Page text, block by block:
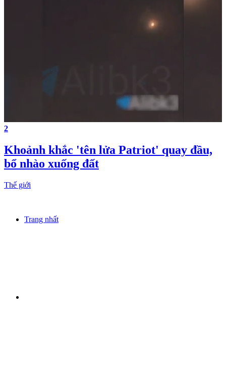
2
Khoảnh khắc 'tên lửa Patriot' quay đầu,
bổ nhào xuống đất
Thế giới
Trang nhất